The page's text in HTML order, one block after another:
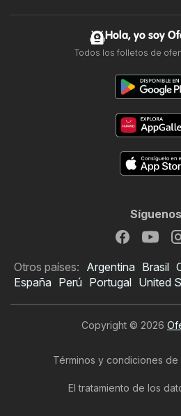
Hola, yo soy
Todos los folletos de
Síguenos
Otros países: Argentina Brasil
España Perú Portugal United
Copyright © 2026
Términos y condiciones
El tratamiento de los